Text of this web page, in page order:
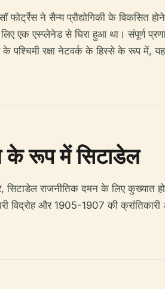
फोर्ट्रेस ने सैन्य प्रौद्योगिकी के
एक एस्प्लेनेड से घिरा हुआ था। संपूर्ण
के पश्चिमी रक्षा नेटवर्क के हिस्से के रूप में,
रूप में सिटाडेल
सिटाडेल राजनीतिक दमन के लिए
विद्रोह और 1905-1907 की